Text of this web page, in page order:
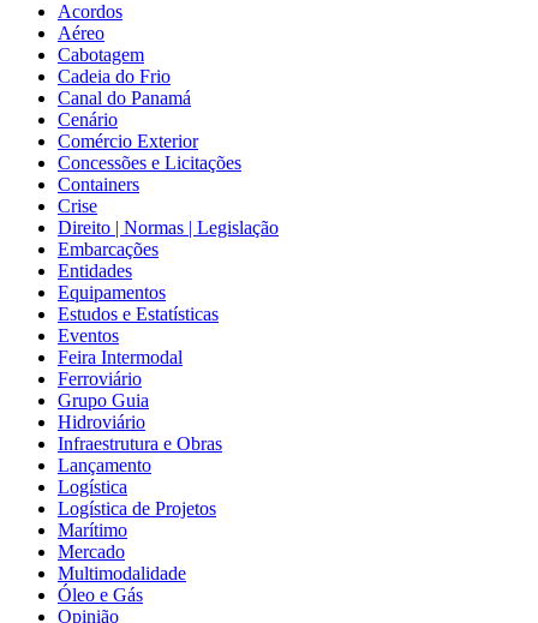
Acordos
Aéreo
Cabotagem
Cadeia do Frio
Canal do Panamá
Cenário
Comércio Exterior
Concessões e Licitações
Containers
Crise
Direito | Normas | Legislação
Embarcações
Entidades
Equipamentos
Estudos e Estatísticas
Eventos
Feira Intermodal
Ferroviário
Grupo Guia
Hidroviário
Infraestrutura e Obras
Lançamento
Logística
Logística de Projetos
Marítimo
Mercado
Multimodalidade
Óleo e Gás
Opinião